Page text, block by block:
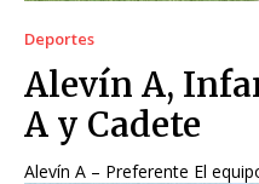
Deportes
Alevín A,
A y Cadete
Alevín A –